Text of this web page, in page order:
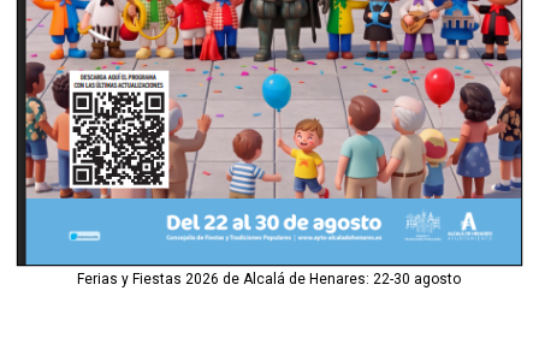
Ferias y Fiestas 2026 de Alcalá de Henares: 22-30 agosto